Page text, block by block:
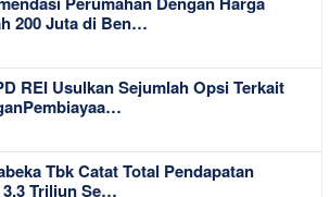
200 Juta di Ben…
REI Usulkan Sejumlah Opsi Terkait
Tbk Catat Total Pendapatan
Triliun Se…